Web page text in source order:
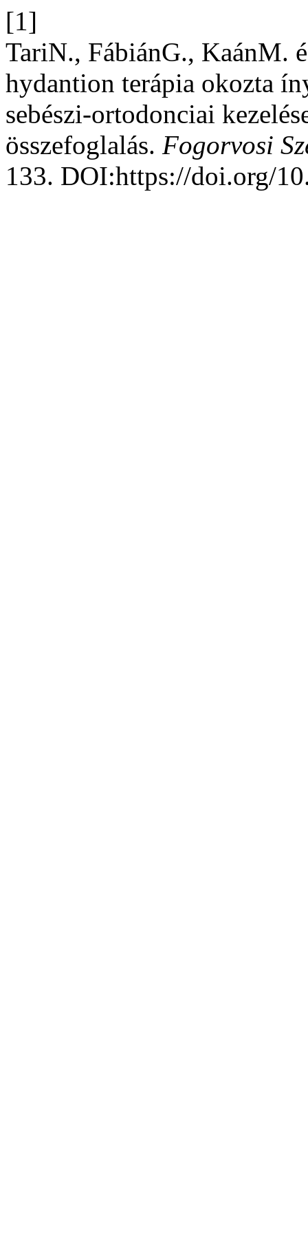
[1]
TariN., FábiánG., KaánM.
hydantion terápia okozta
sebészi-ortodonciai
összefoglalás. Fogorvosi
133. DOI:https://doi.org/